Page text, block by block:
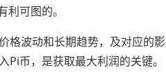
可图的。
格波动和长期趋势，及对应的
Pi币，是获取最大利润的关键。